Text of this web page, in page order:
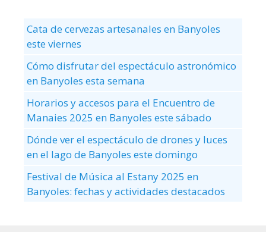
Cata de cervezas artesanales en Banyoles
este viernes
Cómo disfrutar del espectáculo astronómico
en Banyoles esta semana
Horarios y accesos para el Encuentro de
Manaies 2025 en Banyoles este sábado
Dónde ver el espectáculo de drones y luces
en el lago de Banyoles este domingo
Festival de Música al Estany 2025 en
Banyoles: fechas y actividades destacados